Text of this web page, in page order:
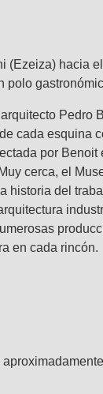
hacia
cada
por
cerca, el
del
en cada rincón.